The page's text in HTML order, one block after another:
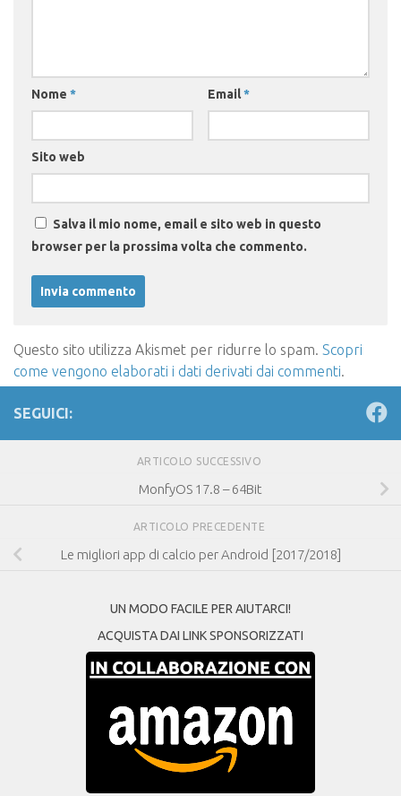
Nome * Email*
Sito web
Salva il mio nome, email e sito web in questo
browser per la prossima volta che commento.
Questo sito utilizza Akismet per ridurre lo spam. Scopri
come vengono elaborati i dati derivati dai commenti.
SEGUICI:
ARTICOLO SUCCESSIVO
MonfyOS 17.8 – 64Bit
ARTICOLO PRECEDENTE
Le migliori app di calcio per Android [2017/2018]
UN MODO FACILE PER AIUTARCI!
ACQUISTA DAI LINK SPONSORIZZATI